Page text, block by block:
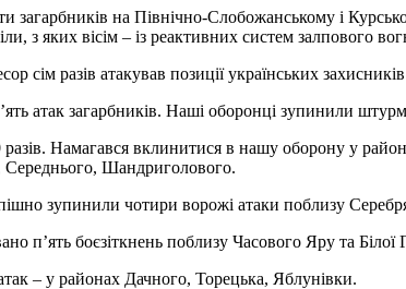
на Північно-Слобожанському і
з яких вісім – із реактивних систем залпового
сім разів атакував позиції українських
атак загарбників. Наші оборонці зупинили
разів. Намагався вклинитися в нашу оборону у
Середнього, Шандриголового.
зупинили чотири ворожі атаки поблизу
п’ять боєзіткнень поблизу Часового Яру та Білої
– у районах Дачного, Торецька, Яблунівки.